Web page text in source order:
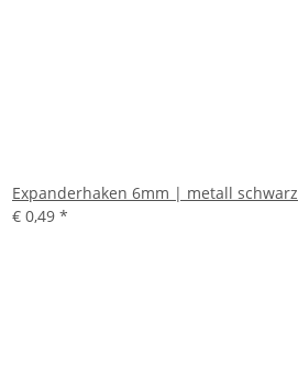
Expanderhaken 6mm | metall schwarz
€ 0,49 *